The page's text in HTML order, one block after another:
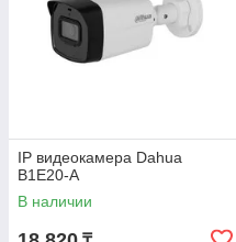
IP видеокамера Dahua
B1E20-A
В наличии